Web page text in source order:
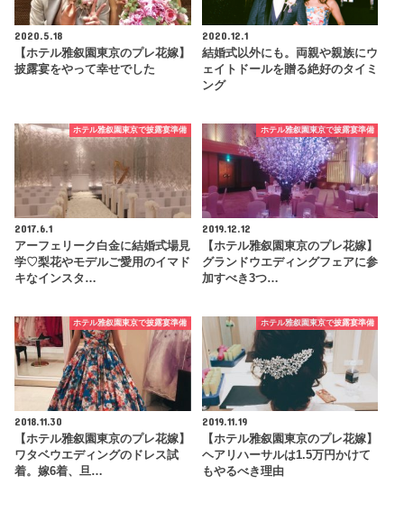
2020.5.18
【ホテル雅叙園東京のプレ花嫁】
披露宴をやって幸せでした
2020.12.1
結婚式以外にも。両親や親族にウ
ェイトドールを贈る絶好のタイミ
ング
ホテル雅叙園東京で披露宴準備
2017.6.1
アーフェリーク白金に結婚式場見
学♡梨花やモデルご愛用のイマド
キなインスタ…
ホテル雅叙園東京で披露宴準備
2019.12.12
【ホテル雅叙園東京のプレ花嫁】
グランドウエディングフェアに参
加すべき3つ…
ホテル雅叙園東京で披露宴準備
2018.11.30
【ホテル雅叙園東京のプレ花嫁】
ワタベウエディングのドレス試
着。嫁6着、旦…
ホテル雅叙園東京で披露宴準備
2019.11.19
【ホテル雅叙園東京のプレ花嫁】
ヘアリハーサルは1.5万円かけて
もやるべき理由